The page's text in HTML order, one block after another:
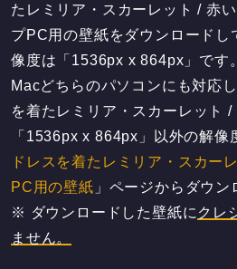
たレミリア・スカーレット / 赤
プPC用の壁紙をダウンロードし
像度は「1536px x 864px」です
Macどちらのパソコンにも対応
を着たレミリア・スカーレット
「1536px x 864px」以外の解像
ドレスを着たレミリア・スカー
PC用の壁紙 」ページからダウン
※ ダウンロードした壁紙に クレ
ません。